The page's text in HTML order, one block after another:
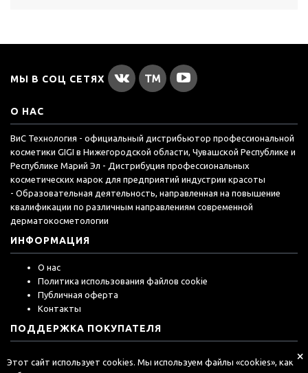
МЫ В СОЦ СЕТЯХ
О НАС
ВиС Технология - официальный дистрибьютор профессиональной
косметики GIGI в Нижегородской области, Чувашской Республике и
Республике Марий Эл - Дистрибуция профессиональных
косметических марок для предприятий индустрии красоты
- Образовательная деятельность, направленная на повышение
квалификации по различным направлениям современной
дерматокосметологии
ИНФОРМАЦИЯ
О нас
Политика использования файлов cookie
Публичная оферта
Контакты
ПОДДЕРЖКА ПОКУПАТЕЛЯ
Этот сайт использует cookies. Мы используем файлы «cookies», как ×